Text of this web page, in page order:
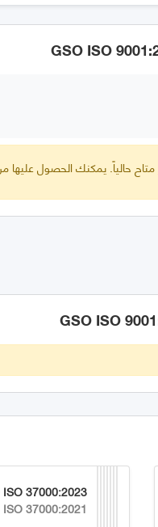
حالياً. يمكنك الحصول عليها
37000:2023
ISO 37000:2021